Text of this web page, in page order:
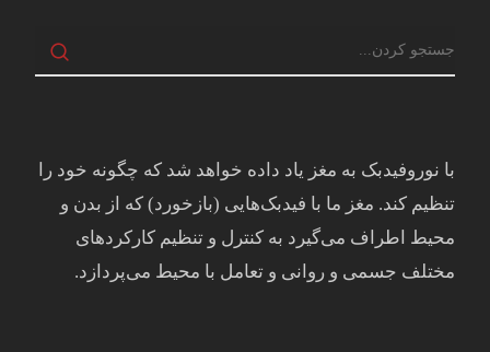
با نوروفیدبک به مغز ياد داده خواهد شد كه چگونه خود را
تنظيم كند. مغز ما با فيدبک‌هايی (بازخورد) که از بدن و
محيط اطراف می‌گيرد به کنترل و تنظيم کارکردهای
مختلف جسمی و روانی و تعامل با محيط می‌پردازد.